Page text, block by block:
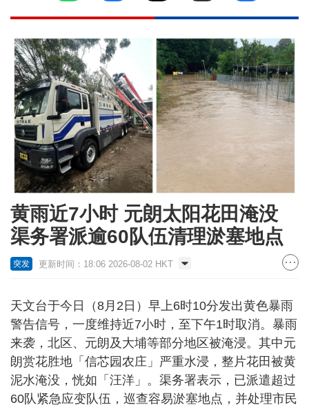
黄雨近7小时 元朗太阳花田淹没
渠务署派逾60队伍清理淤塞地点
突发 更新时间：18:06 2026-08-02 HKT
天文台于今日（8月2日）早上6时10分发出黄色暴雨
警告信号，一度维持近7小时，至下午1时取消。暴雨
来袭，北区、元朗及大埔等部分地区被淹浸。其中元
朗赏花胜地「信芯园农庄」严重水浸，整片花田被黄
泥水淹没，恍如「汪洋」。渠务署表示，已派遣超过
60队紧急应变队伍，巡查容易淤塞地点，并处理市民